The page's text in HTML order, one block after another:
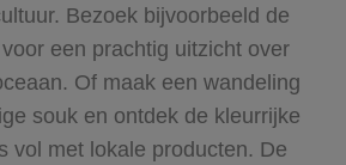
Bezoek bijvoorbeeld de
een prachtig uitzicht over
Of maak een wandeling
souk en ontdek de kleurrijke
vol met lokale producten. De